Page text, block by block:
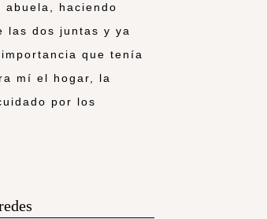
abuela, haciendo
las dos juntas y ya
que tenía
mí el hogar, la
por los